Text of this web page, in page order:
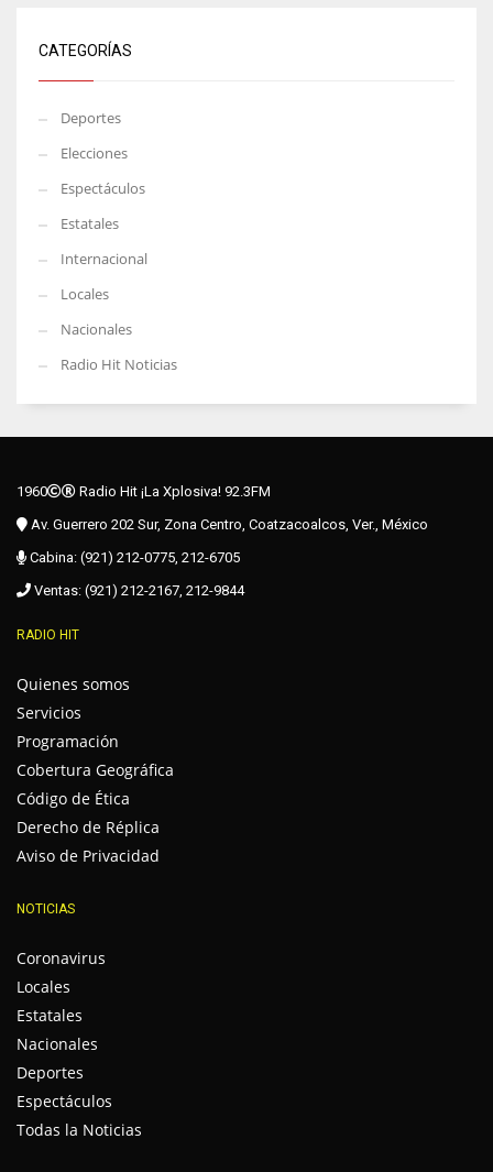
CATEGORÍAS
Deportes
Elecciones
Espectáculos
Estatales
Internacional
Locales
Nacionales
Radio Hit Noticias
1960
Radio Hit ¡La Xplosiva! 92.3FM
Av. Guerrero 202 Sur, Zona Centro, Coatzacoalcos, Ver., México
Cabina: (921) 212-0775, 212-6705
Ventas: (921) 212-2167, 212-9844
RADIO HIT
Quienes somos
Servicios
Programación
Cobertura Geográfica
Código de Ética
Derecho de Réplica
Aviso de Privacidad
NOTICIAS
Coronavirus
Locales
Estatales
Nacionales
Deportes
Espectáculos
Todas la Noticias